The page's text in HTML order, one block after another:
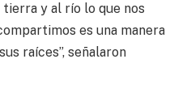
y al río lo que nos
es una manera
raíces”, señalaron